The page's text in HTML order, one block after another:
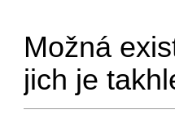
Možná
jich je